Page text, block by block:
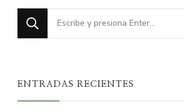
¿Buscas
algo?
ENTRADAS RECIENTES